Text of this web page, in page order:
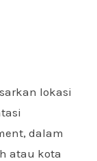
lokasi
dalam
atau kota